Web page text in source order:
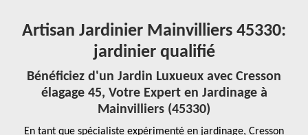
Artisan Jardinier Mainvilliers 45330:
jardinier qualifié
Bénéficiez d'un Jardin Luxueux avec Cresson
élagage 45, Votre Expert en Jardinage à
Mainvilliers (45330)
En tant que spécialiste expérimenté en jardinage, Cresson